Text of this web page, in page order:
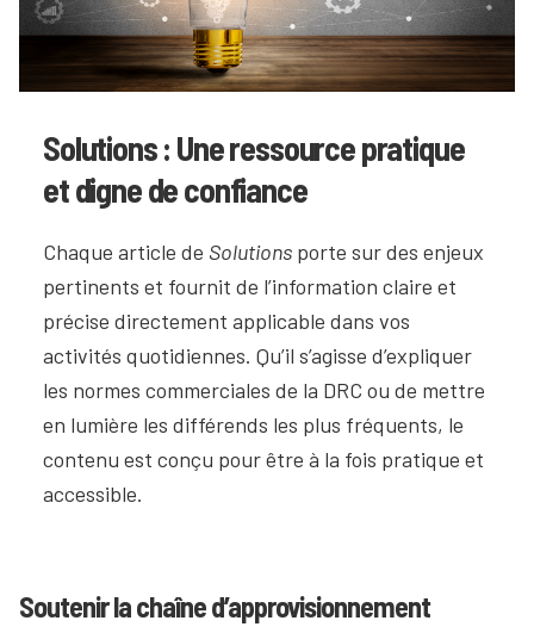
Solutions : Une ressource pratique
et digne de confiance
Chaque article de Solutions porte sur des enjeux
pertinents et fournit de l’information claire et
précise directement applicable dans vos
activités quotidiennes. Qu’il s’agisse d’expliquer
les normes commerciales de la DRC ou de mettre
en lumière les différends les plus fréquents, le
contenu est conçu pour être à la fois pratique et
accessible.
Soutenir la chaîne d’approvisionnement